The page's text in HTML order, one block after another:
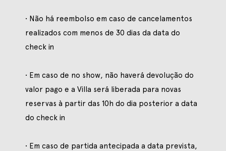
• Não há reembolso em caso de cancelamentos
realizados com menos de 30 dias da data do
check in
• Em caso de no show, não haverá devolução do
valor pago e a Villa será liberada para novas
reservas à partir das 10h do dia posterior a data
do check in
• Em caso de partida antecipada a data prevista,